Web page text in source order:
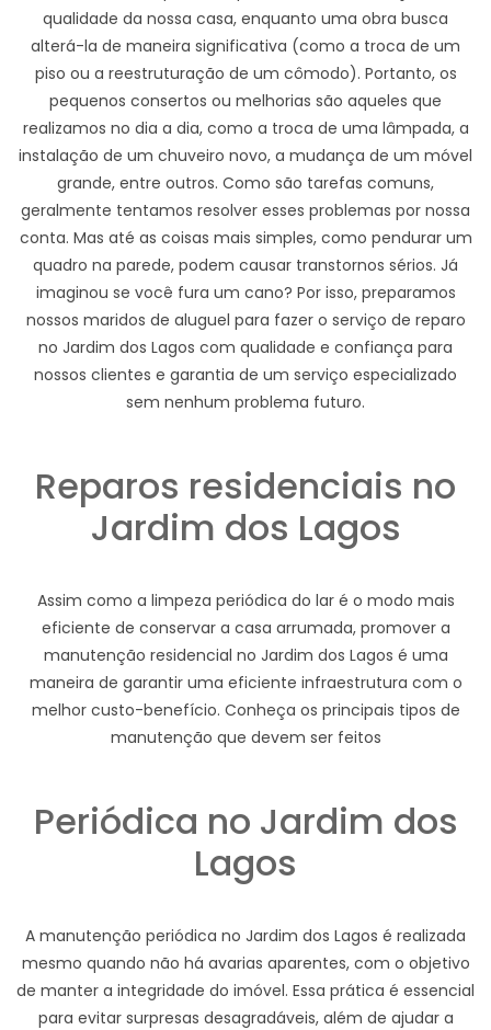
qualidade da nossa casa, enquanto uma obra busca
alterá-la de maneira significativa (como a troca de um
piso ou a reestruturação de um cômodo). Portanto, os
pequenos consertos ou melhorias são aqueles que
realizamos no dia a dia, como a troca de uma lâmpada, a
instalação de um chuveiro novo, a mudança de um móvel
grande, entre outros. Como são tarefas comuns,
geralmente tentamos resolver esses problemas por nossa
conta. Mas até as coisas mais simples, como pendurar um
quadro na parede, podem causar transtornos sérios. Já
imaginou se você fura um cano? Por isso, preparamos
nossos maridos de aluguel para fazer o serviço de reparo
no Jardim dos Lagos com qualidade e confiança para
nossos clientes e garantia de um serviço especializado
sem nenhum problema futuro.
Reparos residenciais no
Jardim dos Lagos
Assim como a limpeza periódica do lar é o modo mais
eficiente de conservar a casa arrumada, promover a
manutenção residencial no Jardim dos Lagos é uma
maneira de garantir uma eficiente infraestrutura com o
melhor custo-benefício. Conheça os principais tipos de
manutenção que devem ser feitos
Periódica no Jardim dos
Lagos
A manutenção periódica no Jardim dos Lagos é realizada
mesmo quando não há avarias aparentes, com o objetivo
de manter a integridade do imóvel. Essa prática é essencial
para evitar surpresas desagradáveis, além de ajudar a